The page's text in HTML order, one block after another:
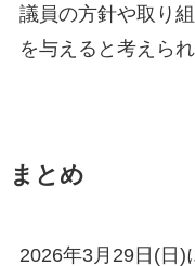
議員の方針や取り
を与えると考えられ
まとめ
2026年3月29日(日)